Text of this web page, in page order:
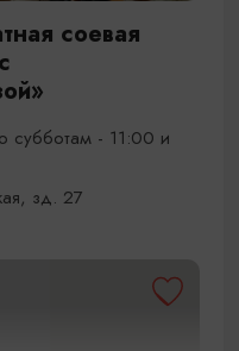
соевая
субботам - 11:00 и
зд. 27